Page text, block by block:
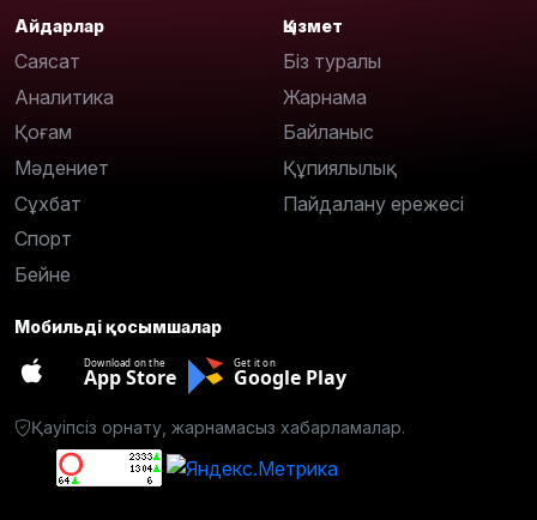
Айдарлар
Саясат
Аналитика
Қоғам
Мәдениет
Сұхбат
Спорт
Бейне
Қызмет
Біз туралы
Жарнама
Байланыс
Құпиялылық
Пайдалану ережесі
Мобильді қосымшалар
Download on the
App Store
Get it on
Google Play
Қауіпсіз орнату, жарнамасыз хабарламалар.